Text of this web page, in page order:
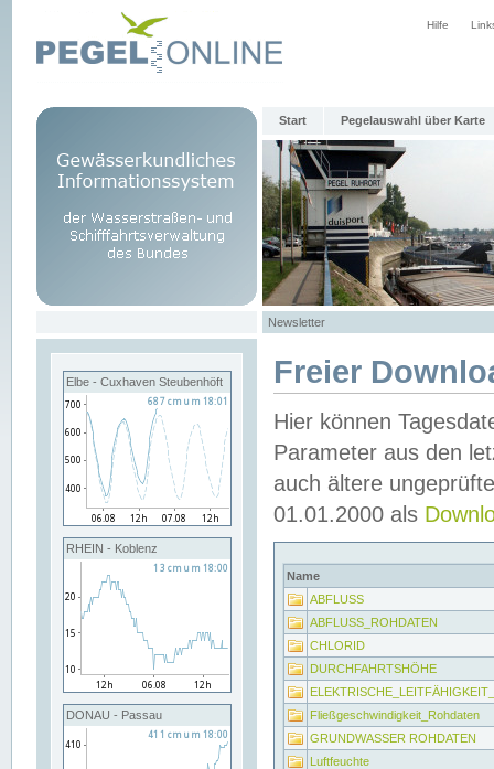
Hilfe
Start Pegelauswahl über Karte
Newsletter
Elbe - Cuxhaven Steubenhöft
RHEIN - Koblenz
DONAU - Passau
Freier
Hier können
Parameter aus den
auch ältere
01.01.2000 als
Name
ABFLUSS
ABFLUSS_ROHDATEN
CHLORID
DURCHFAHRTSHÖHE
Fließgeschwindigkeit_Rohdaten
GRUNDWASSER ROHDATEN
Luftfeuchte